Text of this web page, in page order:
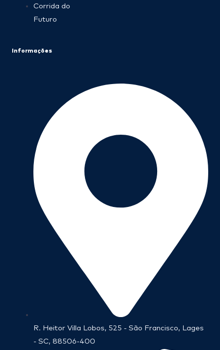
Corrida do
Futuro
Informações
R. Heitor Villa Lobos, 525 - São Francisco, Lages
- SC, 88506-400